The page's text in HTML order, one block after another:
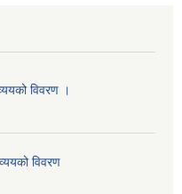
विवरण ।
विवरण